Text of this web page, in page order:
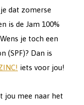
dat zomerse
is de Jam 100%
je toch een
(SPF)? Dan is
iets voor jou!
jou mee naar het